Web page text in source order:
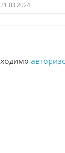
21.08.2024